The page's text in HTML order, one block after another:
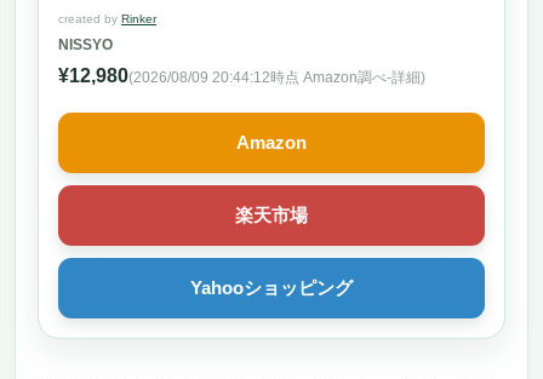
ノズル付き コンパクト 人気 ドライヤー ギフト
プレゼント グレー
created by Rinker
NISSYO
¥12,980(2026/08/09 20:44:12時点 Amazon調べ-詳細)
Amazon
楽天市場
Yahooショッピング